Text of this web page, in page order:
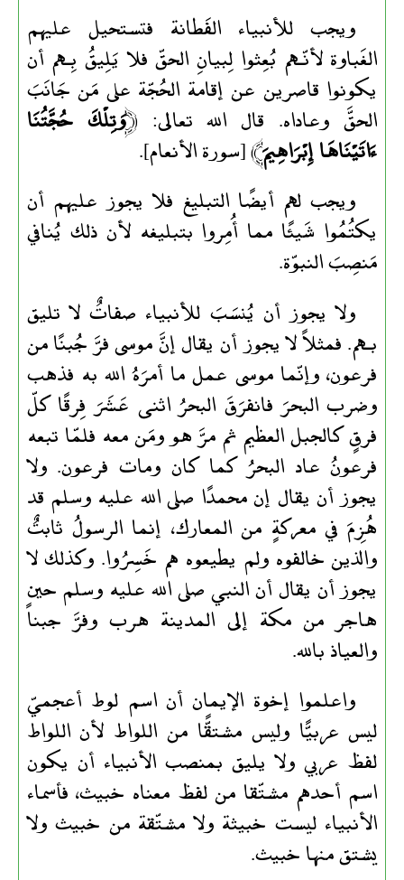
ويجب للأنبياء الفَطانة فتستحيل عليهم
الغَباوة لأنّـهم بُعِثوا لِبيانِ الحقّ فلا يَلِيقُ بِـهم أن
يكونوا قاصرين عن إقامة الحُجّة على مَن جَانَبَ
الحقَّ وعاداه. قال الله تعالى: ﴿وَتِلْكَ حُجَّتُنَا
ءَاتَيْنَاهَا إِبْرَاهِيمَ﴾ [سورة الأنعام].
ويجب لهم أيضًا التبليغ فلا يجوز عليهم أن
يكتُمُوا شَيئًا مما أُمِروا بتبليغه لأن ذلك يُنافي
مَنصِبَ النبوّة.
ولا يجوز أن يُنسَبَ للأنبياء صفاتٌ لا تليق
بـهم. فمثلاً لا يجوز أن يقال إنَّ موسى فرَّ جُبنًا من
فرعون، وإنّما موسى عمل ما أمرَهُ الله به فذهب
وضرب البحرَ فانفرَقَ البحرُ اثنى عَشَرَ فِرقًا كلّ
فرقٍ كالجبل العظيم ثم مرَّ هو ومَن معه فلمّا تبعه
فرعونُ عاد البحرُ كما كان ومات فرعون. ولا
يجوز أن يقال إن محمدًا صلى الله عليه وسلم قد
هُزِمَ في معركةٍ من المعارك، إنما الرسولُ ثابتٌ
والذين خالفوه ولم يطيعوه هم خَسِرُوا. وكذلك لا
يجوز أن يقال أن النبي صلى الله عليه وسلم حين
هاجر من مكة إلى المدينة هرب وفرَّ جبناً
والعياذ بالله.
واعلموا إخوة الإيمان أن اسم لوط أعجميّ
ليس عربيًّا وليس مشتقًّا من اللواط لأن اللواط
لفظ عربي ولا يليق بمنصب الأنبياء أن يكون
اسم أحدهم مشتّقا من لفظ معناه خبيث، فأسماء
الأنبياء ليست خبيثة ولا مشتّقة من خبيث ولا
يشتق منها خبيث.